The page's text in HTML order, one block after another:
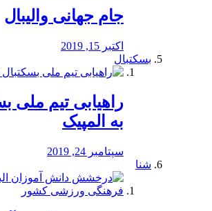
جام جهانی والیبال
اکتبر 15, 2019
بسکتبال
راهیابی تیم ملی
به المپیک
سپتامبر 24, 2019
شنا